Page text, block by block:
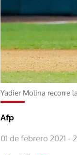
Yadier Molina recorre
Afp
01 de febrero 2021 -